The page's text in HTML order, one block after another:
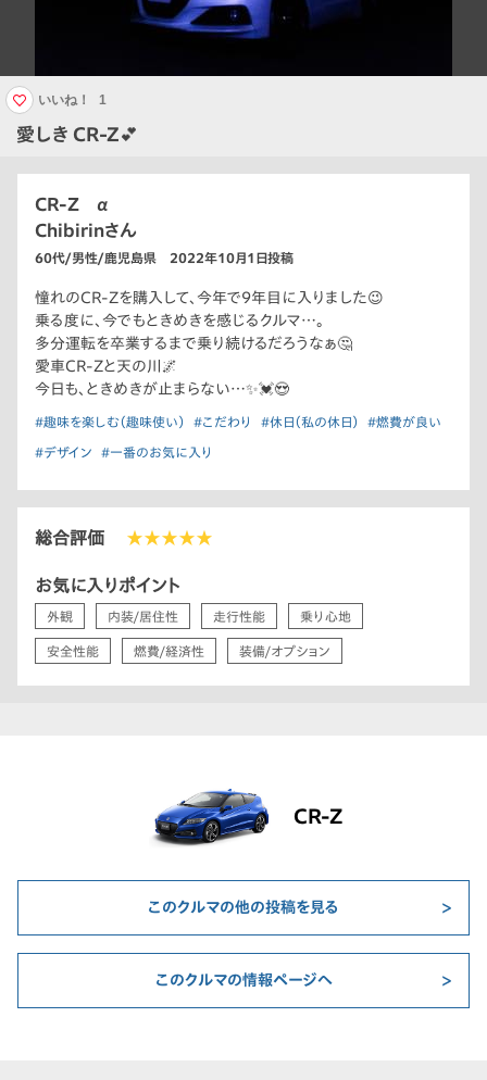
愛しき CR-Z💕
いいね！ 1
CR-Z α
Chibirinさん
60代/男性/鹿児島県 2022年10月1日投稿
憧れのCR-Zを購入して、今年で9年目に入りました😉
乗る度に、今でもときめきを感じるクルマ…。
多分運転を卒業するまで乗り続けるだろうなぁ🤔
愛車CR-Zと天の川🌌
今日も、ときめきが止まらない…✨💓😍
#趣味を楽しむ（趣味使い） #こだわり #休日（私の休日） #燃費が良い
#デザイン #一番のお気に入り
総合評価 ★★★★★
お気に入りポイント
外観 内装/居住性 走行性能 乗り心地
安全性能 燃費/経済性 装備/オプション
CR-Z
このクルマの他の投稿を見る
このクルマの情報ページへ